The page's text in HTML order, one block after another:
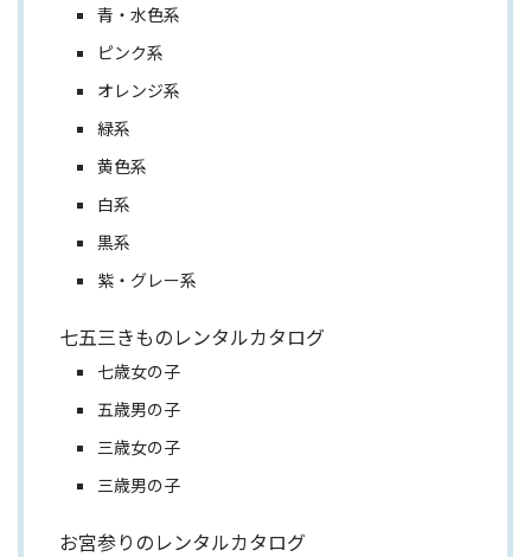
青・水色系
ピンク系
オレンジ系
緑系
黄色系
白系
黒系
紫・グレー系
七五三きものレンタルカタログ
七歳女の子
五歳男の子
三歳女の子
三歳男の子
お宮参りのレンタルカタログ